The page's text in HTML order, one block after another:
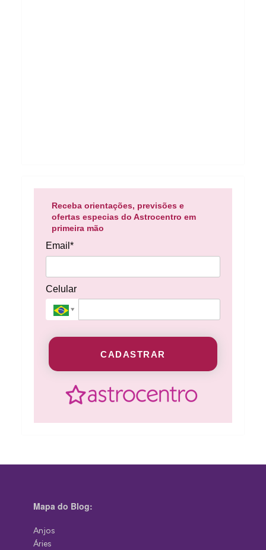
Receba orientações, previsões e
ofertas especias do Astrocentro em
primeira mão
Email*
Celular
CADASTRAR
Mapa do Blog:
Anjos
Áries